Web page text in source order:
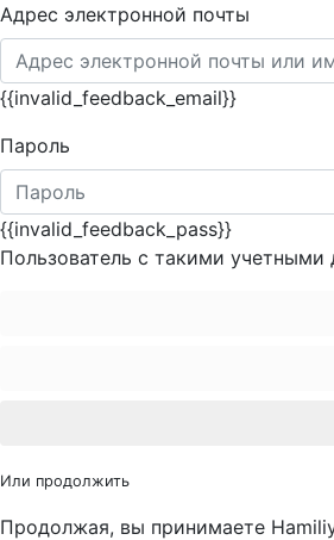
Адрес электронной почты
{{invalid_feedback_email}}
Пароль
{{invalid_feedback_pass}}
Пользователь с такими
Или продолжить
Продолжая, вы принимаете